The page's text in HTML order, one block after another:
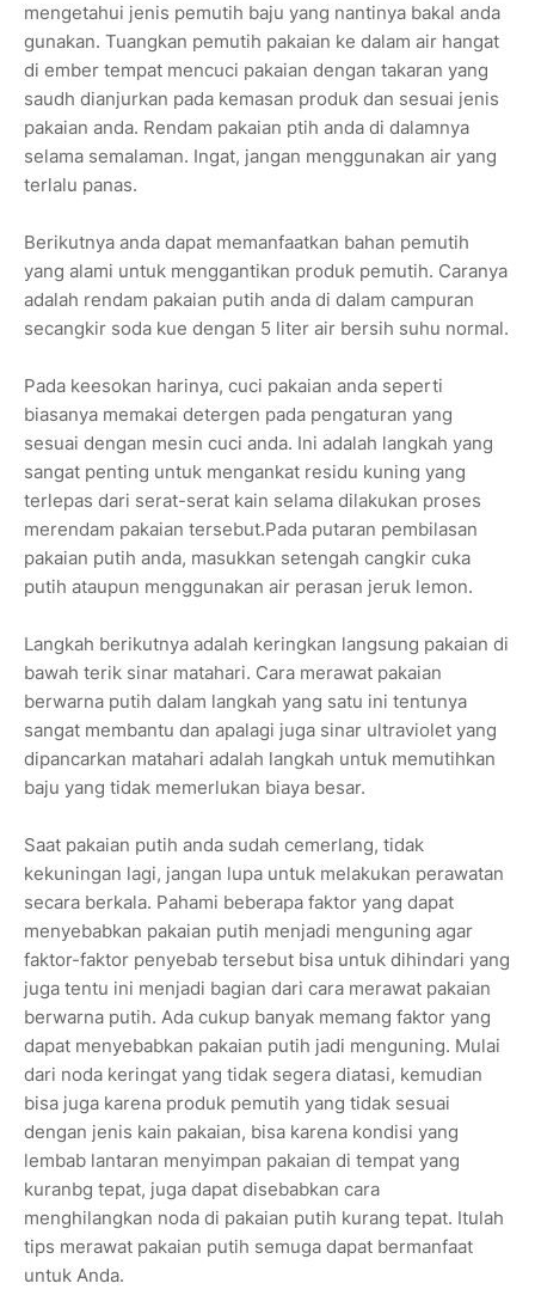
mengetahui jenis pemutih baju yang nantinya bakal anda
gunakan. Tuangkan pemutih pakaian ke dalam air hangat
di ember tempat mencuci pakaian dengan takaran yang
saudh dianjurkan pada kemasan produk dan sesuai jenis
pakaian anda. Rendam pakaian ptih anda di dalamnya
selama semalaman. Ingat, jangan menggunakan air yang
terlalu panas.
Berikutnya anda dapat memanfaatkan bahan pemutih
yang alami untuk menggantikan produk pemutih. Caranya
adalah rendam pakaian putih anda di dalam campuran
secangkir soda kue dengan 5 liter air bersih suhu normal.
Pada keesokan harinya, cuci pakaian anda seperti
biasanya memakai detergen pada pengaturan yang
sesuai dengan mesin cuci anda. Ini adalah langkah yang
sangat penting untuk mengankat residu kuning yang
terlepas dari serat-serat kain selama dilakukan proses
merendam pakaian tersebut.Pada putaran pembilasan
pakaian putih anda, masukkan setengah cangkir cuka
putih ataupun menggunakan air perasan jeruk lemon.
Langkah berikutnya adalah keringkan langsung pakaian di
bawah terik sinar matahari. Cara merawat pakaian
berwarna putih dalam langkah yang satu ini tentunya
sangat membantu dan apalagi juga sinar ultraviolet yang
dipancarkan matahari adalah langkah untuk memutihkan
baju yang tidak memerlukan biaya besar.
Saat pakaian putih anda sudah cemerlang, tidak
kekuningan lagi, jangan lupa untuk melakukan perawatan
secara berkala. Pahami beberapa faktor yang dapat
menyebabkan pakaian putih menjadi menguning agar
faktor-faktor penyebab tersebut bisa untuk dihindari yang
juga tentu ini menjadi bagian dari cara merawat pakaian
berwarna putih. Ada cukup banyak memang faktor yang
dapat menyebabkan pakaian putih jadi menguning. Mulai
dari noda keringat yang tidak segera diatasi, kemudian
bisa juga karena produk pemutih yang tidak sesuai
dengan jenis kain pakaian, bisa karena kondisi yang
lembab lantaran menyimpan pakaian di tempat yang
kuranbg tepat, juga dapat disebabkan cara
menghilangkan noda di pakaian putih kurang tepat. Itulah
tips merawat pakaian putih semuga dapat bermanfaat
untuk Anda.